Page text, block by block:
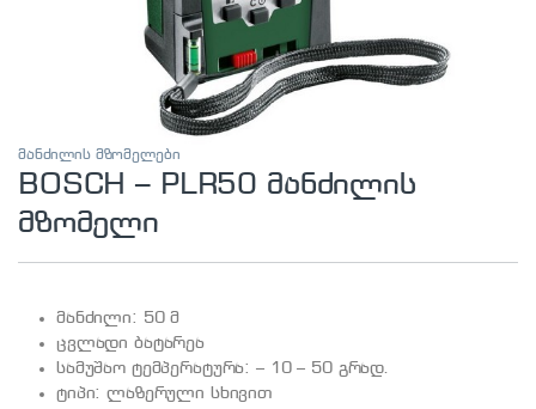
მანძილის მზომელები
BOSCH – PLR50 მანძილის
მზომელი
მანძილი: 50 მ
ცვლადი ბატარეა
სამუშაო ტემპერატურა: – 10 – 50 გრად.
ტიპი: ლაზერული სხივით